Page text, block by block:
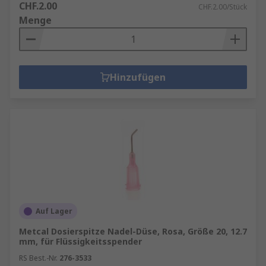
CHF.2.00 CHF.2.00/Stück
Menge
Hinzufügen
Auf Lager
Metcal Dosierspitze Nadel-Düse, Rosa, Größe 20, 12.7
mm, für Flüssigkeitsspender
RS Best.-Nr. 276-3533